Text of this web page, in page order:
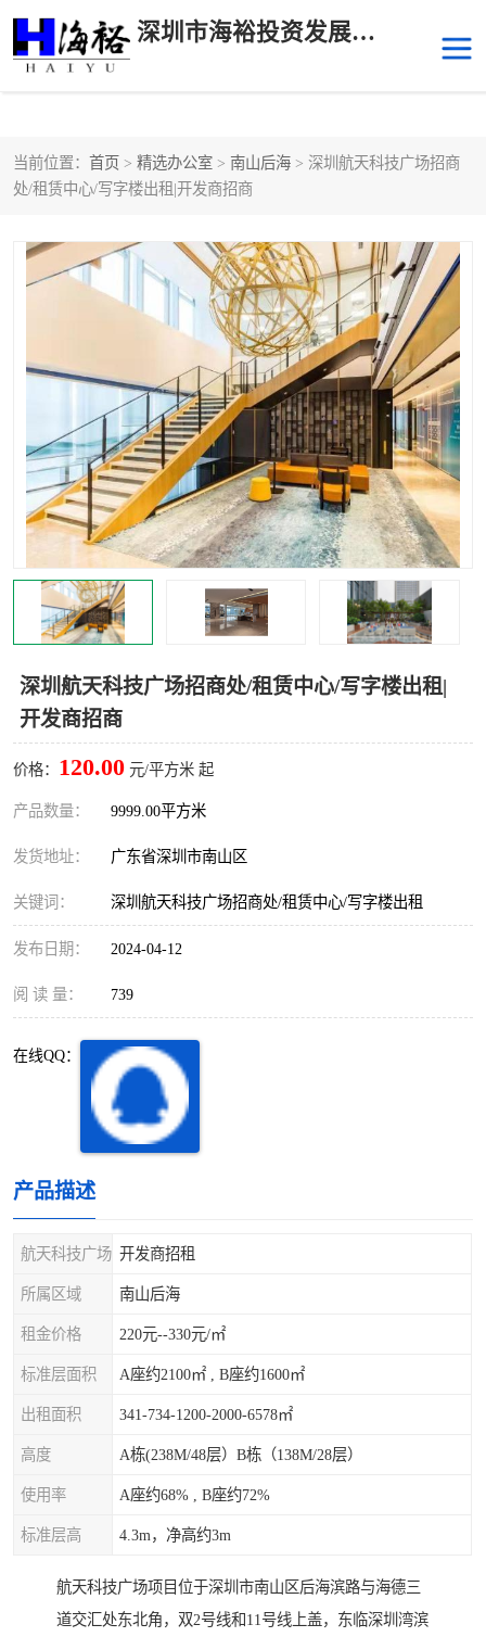
深圳市海裕投资发展有限公司
当前位置： 首页 > 精选办公室 > 南山后海 > 深圳航天科技广场招商
处/租赁中心/写字楼出租|开发商招商
深圳航天科技广场招商处/租赁中心/写字楼出租|
开发商招商
价格： 120.00 元/平方米 起
产品数量： 9999.00平方米
发货地址： 广东省深圳市南山区
关键词： 深圳航天科技广场招商处/租赁中心/写字楼出租
发布日期： 2024-04-12
阅 读 量： 739
在线QQ：
产品描述
航天科技广场 开发商招租
所属区域 南山后海
租金价格 220元--330元/㎡
标准层面积 A座约2100㎡ , B座约1600㎡
出租面积 341-734-1200-2000-6578㎡
高度 A栋(238M/48层）B栋（138M/28层）
使用率 A座约68% , B座约72%
标准层高 4.3m，净高约3m
航天科技广场项目位于深圳市南山区后海滨路与海德三
道交汇处东北角，双2号线和11号线上盖，东临深圳湾滨
后海
科技园中区 南山华侨城
深圳湾科技生态园
福田中心区写字楼租赁 宝安中心区
福田车公庙
罗湖水贝 南山南油
龙华 罗湖区
西乡
兴东 石岩
南山后海
车公庙
南头 高新园
深圳超级总部基地
龙岗区
宝安西乡
光明区
龙华观澜